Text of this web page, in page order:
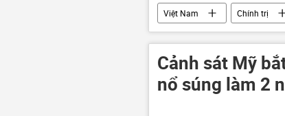
Việt Nam Chính trị
Cảnh sát Mỹ
nổ súng làm 2